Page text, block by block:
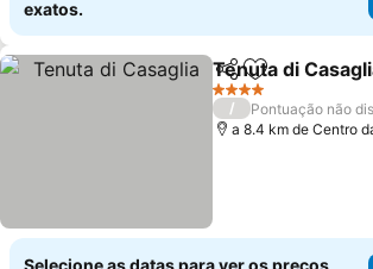
exatos.
PartilharAdicionar
Tenuta di
4 Estrelas
/
Pontuação não
a 8.4 km de Centro
Selecione as datas para ver os preços